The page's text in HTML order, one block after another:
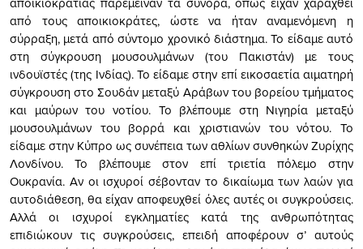
από τους αποικιοκράτες, ώστε να ήταν αναμενόμενη η
σύρραξη, μετά από σύντομο χρονικό διάστημα. Το είδαμε αυτό
στη σύγκρουση μουσουλμάνων (του Πακιστάν) με τους
ινδουϊστές (της Ινδίας). Το είδαμε στην επί εικοσαετία αιματηρή
σύγκρουση στο Σουδάν μεταξύ Αράβων του βορείου τμήματος
και μαύρων του νοτίου. Το βλέπουμε στη Νιγηρία μεταξύ
μουσουλμάνων του βορρά και χριστιανών του νότου. Το
είδαμε στην Κύπρο ως συνέπεια των αθλίων συνθηκών Ζυρίχης
Λονδίνου. Το βλέπουμε στον επί τριετία πόλεμο στην
Ουκρανία. Αν οι ισχυροί σέβονταν το δικαίωμα των λαών για
αυτοδιάθεση, θα είχαν αποφευχθεί όλες αυτές οι συγκρούσεις.
Αλλά οι ισχυροί εγκληματίες κατά της ανθρωπότητας
επιδιώκουν τις συγκρούσεις, επειδή αποφέρουν σ’ αυτούς